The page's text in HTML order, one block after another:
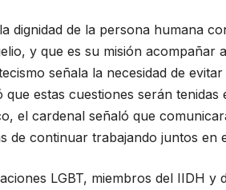
dignidad de la persona humana
y que es su misión acompañar
señala la necesidad de
estas cuestiones serán
el cardenal señaló que
de continuar trabajando juntos en
LGBT, miembros del IIDH y